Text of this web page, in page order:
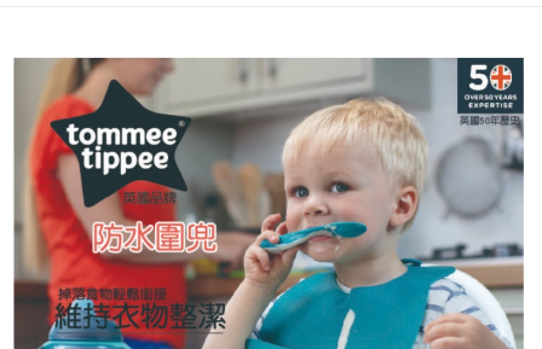
【「AFTEE先享後付」結帳流程】
１．於結帳方式選擇「AFTEE先享後付」後，將跳轉至「AFTEE先享後付」
結帳頁面，進行簡訊認證並確認金額後，即可完成結帳。
２．訂單成立數日內，您將收到繳費通知簡訊。
３．收到繳費通知簡訊後14天內，點擊此簡訊中的連結，可透過四大超商／
ATM／網路銀行／等多元方式進行付款，方視為交易完成。
※ 請注意：結帳手續完成當下不需立刻繳費，但若您需要取消訂單，請聯絡
購買商品的店家。未經商家同意取消之訂單仍視為有效，需透過AFTEE先享
後付繳納相關費用。
※ 交易是否成功請以「AFTEE先享後付 」之結帳頁面顯示為準，若有關於
是否繳費成功／繳費後需取消欲退款等相關疑問，請聯繫「AFTEE先享後付
客戶支援中心」https://netprotections.freshdesk.com/support/home
【注意事項】
每筆NT$60，滿NT$590(含以上)免運費
付款後全家取貨
每筆NT$60，滿NT$590(含以上)免運費
7-11取貨付款
每筆NT$60，滿NT$590(含以上)免運費
付款後7-11取貨
每筆NT$60，滿NT$590(含以上)免運費
宅配